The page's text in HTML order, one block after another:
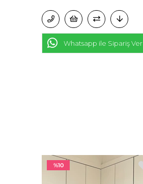
Whatsapp ile Sipariş Ver
%10